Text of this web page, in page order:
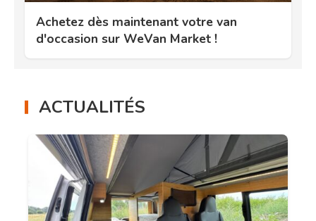
Achetez dès maintenant votre van
d'occasion sur WeVan Market !
ACTUALITÉS